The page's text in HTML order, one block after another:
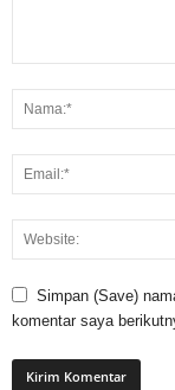
Simpan (Save)
komentar saya